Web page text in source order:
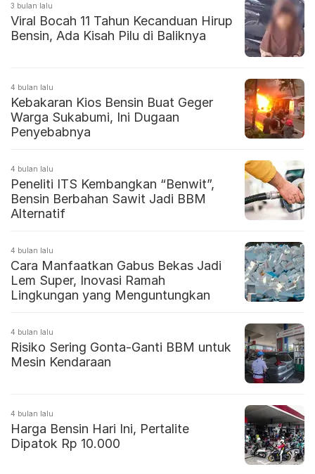
3 bulan lalu
Viral Bocah 11 Tahun Kecanduan Hirup
Bensin, Ada Kisah Pilu di Baliknya
4 bulan lalu
Kebakaran Kios Bensin Buat Geger
Warga Sukabumi, Ini Dugaan
Penyebabnya
4 bulan lalu
Peneliti ITS Kembangkan “Benwit”,
Bensin Berbahan Sawit Jadi BBM
Alternatif
4 bulan lalu
Cara Manfaatkan Gabus Bekas Jadi
Lem Super, Inovasi Ramah
Lingkungan yang Menguntungkan
4 bulan lalu
Risiko Sering Gonta-Ganti BBM untuk
Mesin Kendaraan
4 bulan lalu
Harga Bensin Hari Ini, Pertalite
Dipatok Rp 10.000